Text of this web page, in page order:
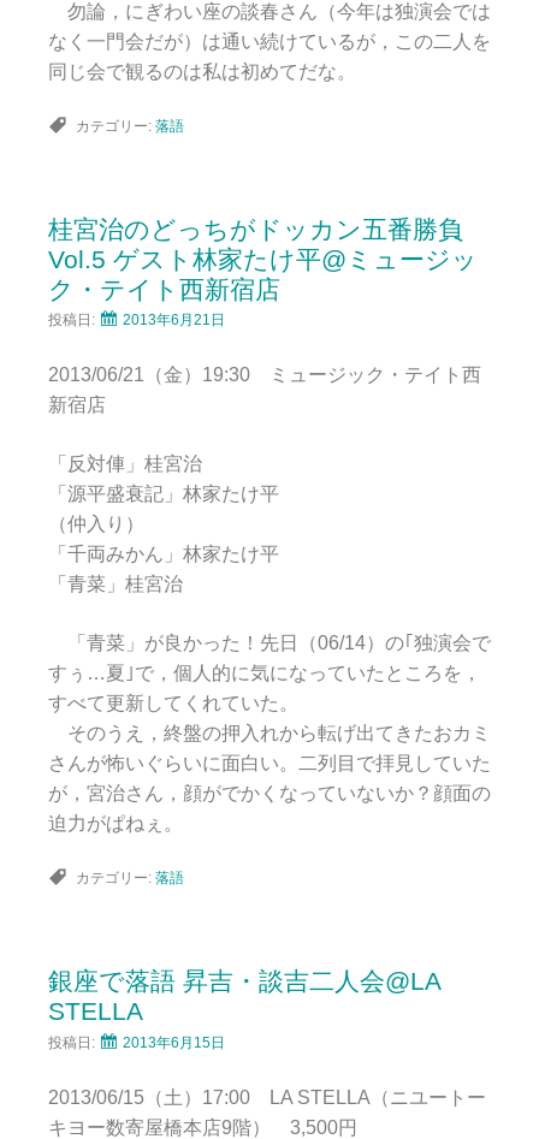
勿論，にぎわい座の談春さん（今年は独演会では
なく一門会だが）は通い続けているが，この二人を
同じ会で観るのは私は初めてだな。
カテゴリー: 落語
桂宮治のどっちがドッカン五番勝負
Vol.5 ゲスト林家たけ平@ミュージッ
ク・テイト西新宿店
投稿日: 2013年6月21日
2013/06/21（金）19:30 ミュージック・テイト西
新宿店
「反対俥」桂宮治
「源平盛衰記」林家たけ平
（仲入り）
「千両みかん」林家たけ平
「青菜」桂宮治
「青菜」が良かった！先日（06/14）の｢独演会で
すぅ…夏｣で，個人的に気になっていたところを，
すべて更新してくれていた。
そのうえ，終盤の押入れから転げ出てきたおカミ
さんが怖いぐらいに面白い。二列目で拝見していた
が，宮治さん，顔がでかくなっていないか？顔面の
迫力がぱねぇ。
カテゴリー: 落語
銀座で落語 昇吉・談吉二人会@LA
STELLA
投稿日: 2013年6月15日
2013/06/15（土）17:00 LA STELLA（ニユートー
キヨー数寄屋橋本店9階） 3,500円